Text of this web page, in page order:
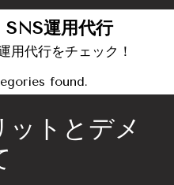
運用代行
用代行をチェック！
found.
トとデメ